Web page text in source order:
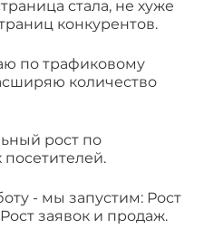
стала, не хуже
конкурентов.
по трафиковому
количество
рост по
- мы запустим: Рост
заявок и продаж.